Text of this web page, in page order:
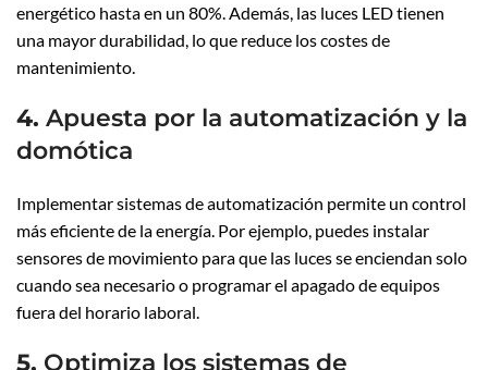
energético hasta en un 80%. Además, las luces LED tienen
una mayor durabilidad, lo que reduce los costes de
mantenimiento.
4. Apuesta por la automatización y la
domótica
Implementar sistemas de automatización permite un control
más eficiente de la energía. Por ejemplo, puedes instalar
sensores de movimiento para que las luces se enciendan solo
cuando sea necesario o programar el apagado de equipos
fuera del horario laboral.
5. Optimiza los sistemas de